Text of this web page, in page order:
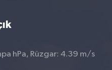
hPa, Rüzgar: 4.39 m/s